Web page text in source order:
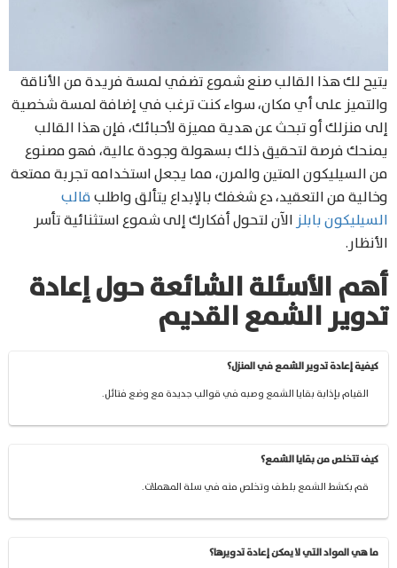
يتيح لك هذا القالب صنع شموع تضفي لمسة فريدة من الأناقة
والتميز على أي مكان، سواء كنت ترغب في إضافة لمسة شخصية
إلى منزلك أو تبحث عن هدية مميزة لأحبائك، فإن هذا القالب
يمنحك فرصة لتحقيق ذلك بسهولة وجودة عالية، فهو مصنوع
من السيليكون المتين والمرن، مما يجعل استخدامه تجربة ممتعة
وخالية من التعقيد، دع شغفك بالإبداع يتألق واطلبقالب
السيليكون بابلز الآن لتحول أفكارك إلى شموع استثنائية تأسر
الأنظار.
أهم الأسئلة الشائعة حول إعادة
تدوير الشمع القديم
كيفية إعادة تدوير الشمع في المنزل؟
القيام بإذابة بقايا الشمع وصبه في قوالب جديدة مع وضع فتائل.
كيف تتخلص من بقايا الشمع؟
قم بكشط الشمع بلطف وتخلص منه في سلة المهملات.
ما هي المواد التي لا يمكن إعادة تدويرها؟